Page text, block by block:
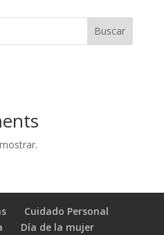
Buscar
Cuidado Personal
Día de la mujer